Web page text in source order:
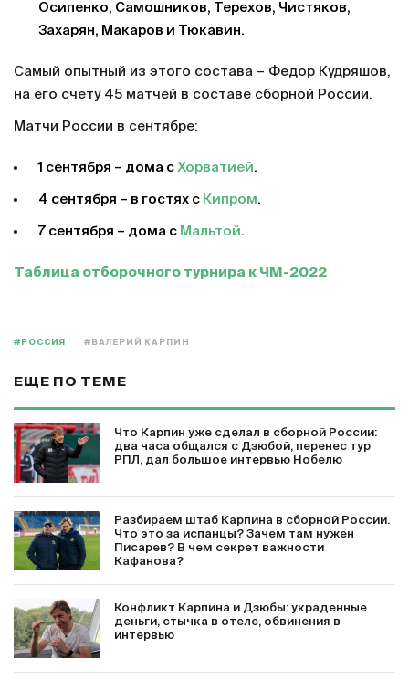
Осипенко, Самошников, Терехов, Чистяков,
Захарян, Макаров и Тюкавин.
Самый опытный из этого состава – Федор Кудряшов,
на его счету 45 матчей в составе сборной России.
Матчи России в сентябре:
1 сентября – дома с Хорватией.
4 сентября – в гостях с Кипром.
7 сентября – дома с Мальтой.
Таблица отборочного турнира к ЧМ-2022
#РОССИЯ #ВАЛЕРИЙ КАРПИН
ЕЩЕ ПО ТЕМЕ
Что Карпин уже сделал в сборной России:
два часа общался с Дзюбой, перенес тур
РПЛ, дал большое интервью Нобелю
Разбираем штаб Карпина в сборной России.
Что это за испанцы? Зачем там нужен
Писарев? В чем секрет важности
Кафанова?
Конфликт Карпина и Дзюбы: украденные
деньги, стычка в отеле, обвинения в
интервью